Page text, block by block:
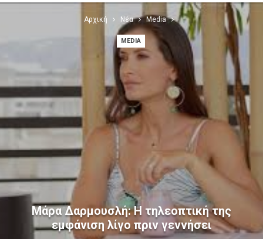
Αρχική Νέα Media
MEDIA
Μάρα Δαρμουσλή: Η τηλεοπτική της
εμφάνιση λίγο πριν γεννήσει